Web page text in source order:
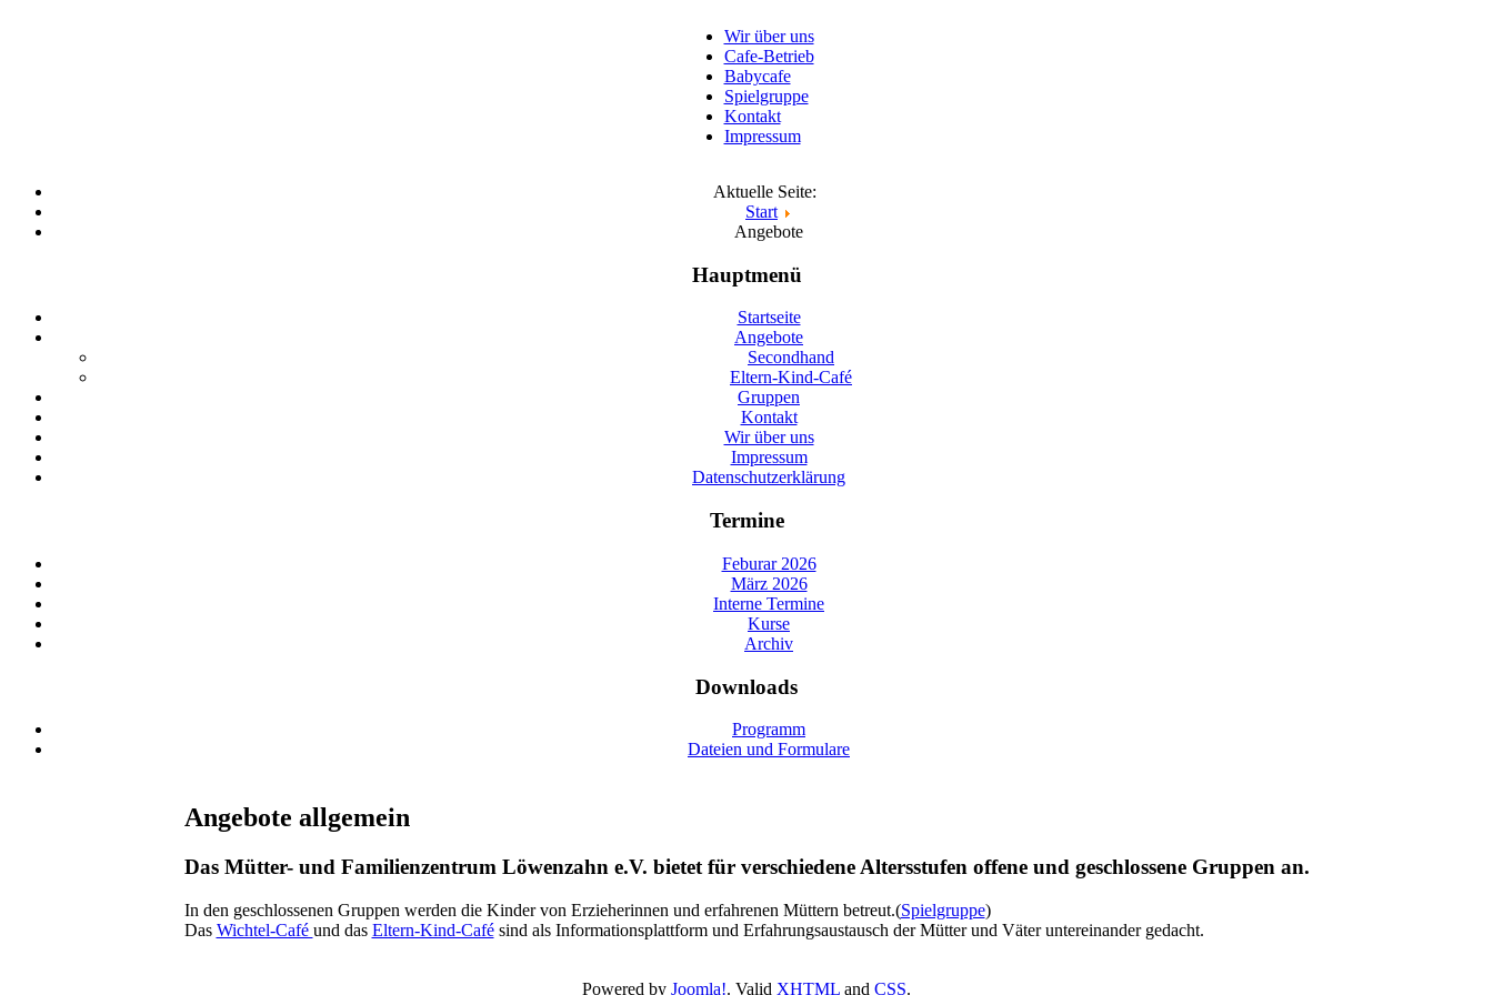
Wir über uns
Cafe-Betrieb
Babycafe
Spielgruppe
Kontakt
Impressum
Aktuelle Seite:
Start
Angebote
Hauptmenü
Startseite
Angebote
Secondhand
Eltern-Kind-Café
Gruppen
Kontakt
Wir über uns
Impressum
Datenschutzerklärung
Termine
Feburar 2026
März 2026
Interne Termine
Kurse
Archiv
Downloads
Programm
Dateien und Formulare
Angebote allgemein
Das Mütter- und Familienzentrum Löwenzahn e.V. bietet für verschiedene Altersstufen offene und geschlossene Gruppen an.
In den geschlossenen Gruppen werden die Kinder von Erzieherinnen und erfahrenen Müttern betreut.(Spielgruppe)
Das Wichtel-Café und das Eltern-Kind-Cafésind als Informationsplattform und Erfahrungsaustausch der Mütter und Väter untereinander gedacht.
Powered by Joomla!. Valid XHTML and CSS.